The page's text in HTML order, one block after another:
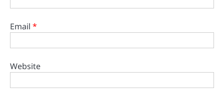
Email *
Website